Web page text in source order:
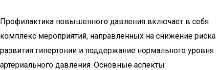
Профилактика повышенного давления включает в себя
комплекс мероприятий, направленных на снижение риска
развития гипертонии и поддержание нормального уровня
артериального давления. Основные аспекты